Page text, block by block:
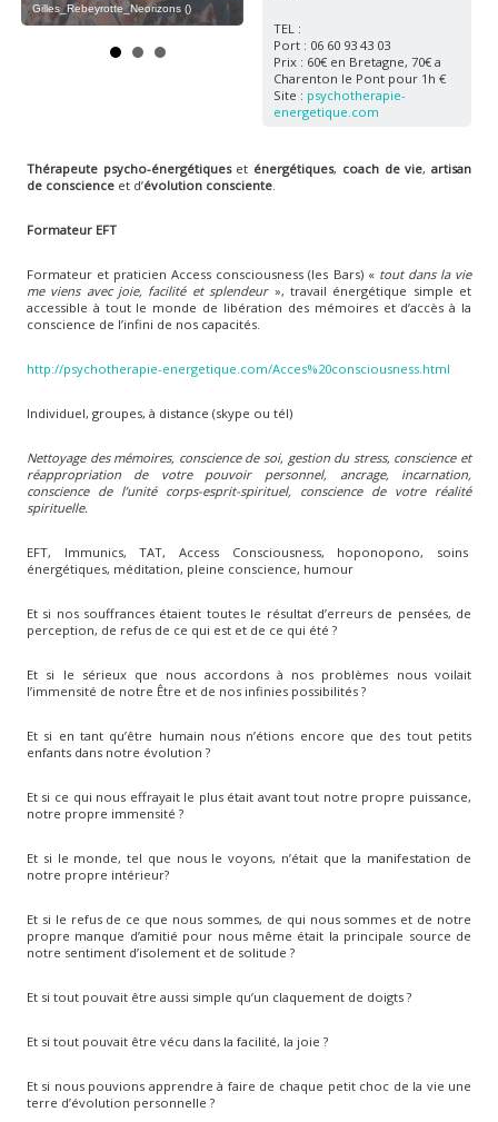
Gilles_Rebeyrotte_Neorizons ()
TEL :
Port : 06 60 93 43 03
Prix : 60€ en Bretagne, 70€ a
Charenton le Pont pour 1h €
Site : psychotherapie-
energetique.com
Thérapeute psycho-énergétiqueset énergétiques, coach de vie,artisan
de conscienceet d’évolution consciente.
Formateur EFT
Formateur et praticien Access consciousness (les Bars) «tout dans la vie
me viens avec joie, facilité et splendeur», travail énergétique simple et
accessible à tout le monde de libération des mémoires et d’accès à la
conscience de l’infini de nos capacités.
http://psychotherapie-energetique.com/Acces%20consciousness.html
Individuel, groupes, à distance (skype ou tél)
Nettoyage des mémoires, conscience de soi, gestion du stress, conscience et
réappropriation de votre pouvoir personnel, ancrage, incarnation,
conscience de l’unité corps-esprit-spirituel, conscience de votre réalité
spirituelle.
EFT, Immunics, TAT, Access Consciousness, hoponopono, soins
énergétiques, méditation, pleine conscience, humour
Et si nos souffrances étaient toutes le résultat d’erreurs de pensées, de
perception, de refus de ce qui est et de ce qui été ?
Et si le sérieux que nous accordons à nos problèmes nous voilait
l’immensité de notre Être et de nos infinies possibilités ?
Et si en tant qu’être humain nous n’étions encore que des tout petits
enfants dans notre évolution ?
Et si ce qui nous effrayait le plus était avant tout notre propre puissance,
notre propre immensité ?
Et si le monde, tel que nous le voyons, n’était que la manifestation de
notre propre intérieur?
Et si le refus de ce que nous sommes, de qui nous sommes et de notre
propre manque d’amitié pour nous même était la principale source de
notre sentiment d’isolement et de solitude ?
Et si tout pouvait être aussi simple qu’un claquement de doigts ?
Et si tout pouvait être vécu dans la facilité, la joie ?
Et si nous pouvions apprendre à faire de chaque petit choc de la vie une
terre d’évolution personnelle ?